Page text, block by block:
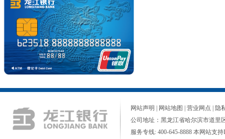
网站声明 | 网站地图 | 营业网点 | 隐
公司地址：黑龙江省哈尔滨市道里
服务专线: 400-645-8888 本网站支持